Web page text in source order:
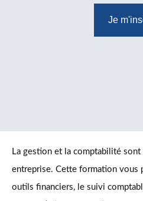
Je
La gestion et la comptabilité
entreprise. Cette formation vous
outils financiers, le suivi